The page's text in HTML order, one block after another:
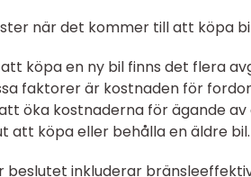
när det kommer till att köpa
köpa en ny bil finns det flera
faktorer är kostnaden för
öka kostnaderna för ägande
att köpa eller behålla en äldre bil.
inkluderar